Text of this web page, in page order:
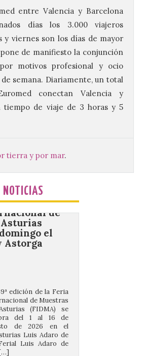
entre Valencia y Barcelona
días los 3.000 viajeros
y viernes son los días de mayor
de manifiesto la conjunción
motivos profesional y ocio
semana. Diariamente, un total
conectan Valencia y
tiempo de viaje de 3 horas y 5
tierra y por mar.
total de
reforzará servicios
Distancia
Santander y País
En los principales
La Dirección […]
de
el
Astorga
(FIDMA) se
del 1 al 16 de
de 2026 en el
Luis Adaro de
Luis Adaro de